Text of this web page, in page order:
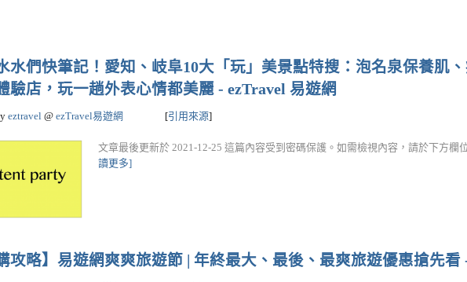
水們快筆記！愛知、岐阜10大「玩」美景點特搜：泡名泉保養肌
驗店，玩一趟外表心情都美麗 - ezTravel 易遊網
eztravel @ ezTravel易遊網 [引用來源]
文章最後更新於 2021-12-25 這篇內容受到密碼保護。如需檢視內容，請於下方欄
讀更多]
攻略】易遊網爽爽旅遊節 | 年終最大、最後、最爽旅遊優惠搶先看